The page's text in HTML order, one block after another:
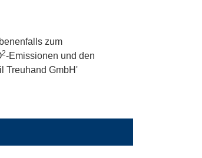
zum
2-Emissionen und den
Treuhand GmbH'